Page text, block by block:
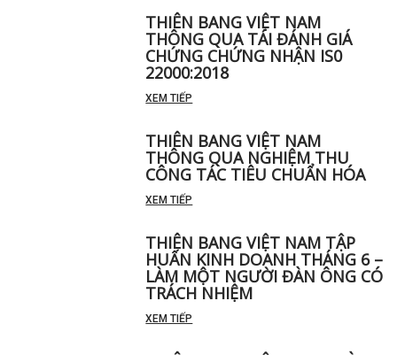
THIÊN BANG VIỆT NAM
THÔNG QUA TÁI ĐÁNH GIÁ
CHỨNG CHỨNG NHẬN IS0
22000:2018
XEM TIẾP
THIÊN BANG VIỆT NAM
THÔNG QUA NGHIỆM THU
CÔNG TÁC TIÊU CHUẨN HÓA
XEM TIẾP
THIÊN BANG VIỆT NAM TẬP
HUẤN KINH DOANH THÁNG 6 –
LÀM MỘT NGƯỜI ĐÀN ÔNG CÓ
TRÁCH NHIỆM
XEM TIẾP